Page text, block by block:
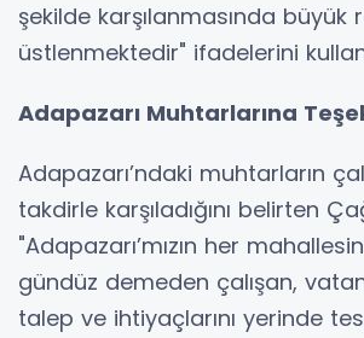
şekilde karşılanmasında büyük
üstlenmektedir" ifadelerini
Adapazarı Muhtarlarına
Adapazarı’ndaki muhtarların
takdirle karşıladığını belirten
"Adapazarı’mızın her
gündüz demeden çalışan,
talep ve ihtiyaçlarını yerinde